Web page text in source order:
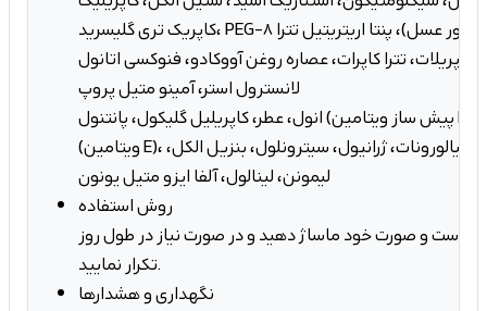
کاپریک تری گلیسرید، PEG-8 بیزواکس (موم زنبور عسل)، پنتا اریتریتیل تترا
کاپریلات، تترا کاپرات، عصاره روغن آووکادو، فنوکسی اتانول، C10-30 کلسترول،
لانسترول استر، آمینو متیل پروپ
انول، عطر، کاپریلیل گلیکول، پانتنول (پیش ساز ویتامین B5)، توکوفریل استات
(ویتامین E)، کلرفنسین، سدیم هیالورونات، ژرانیول، سیترونلول، بنزیل الکل،
لیمونن، لینالول، آلفا ایزو متیل یونون
روش استفاده
دست و صورت خود ماساژ دهید و در صورت نیاز در طول روز
تکرار نمایید.
نگهداری و هشدارها